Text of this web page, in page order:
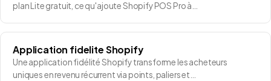
plan Lite gratuit, ce qu'ajoute Shopify POS Pro à…
Application fidelite Shopify
Une application fidélité Shopify transforme les acheteurs
uniques en revenu récurrent via points, paliers et…